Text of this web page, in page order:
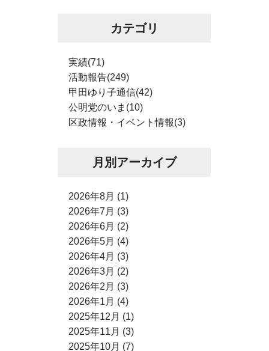
カテゴリ
実績(71)
活動報告(249)
甲田ゆり子通信(42)
公明党のいま(10)
区政情報・イベント情報(3)
月別アーカイブ
2026年8月 (1)
2026年7月 (3)
2026年6月 (2)
2026年5月 (4)
2026年4月 (3)
2026年3月 (2)
2026年2月 (3)
2026年1月 (4)
2025年12月 (1)
2025年11月 (3)
2025年10月 (7)